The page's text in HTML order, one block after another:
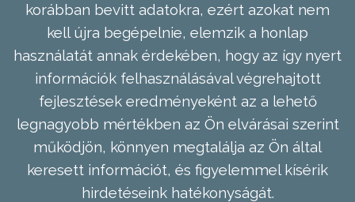
korábban bevitt adatokra, ezért azokat nem
kell újra begépelnie, elemzik a honlap
használatát annak érdekében, hogy az így nyert
információk felhasználásával végrehajtott
fejlesztések eredményeként az a lehető
legnagyobb mértékben az Ön elvárásai szerint
működjön, könnyen megtalálja az Ön által
keresett információt, és figyelemmel kísérik
hirdetéseink hatékonyságát.